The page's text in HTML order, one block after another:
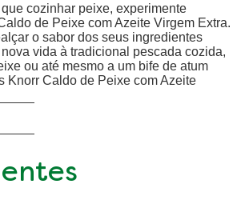
cozinhar peixe, experimente
de Peixe com Azeite Virgem Extra.
o sabor dos seus ingredientes
vida à tradicional pescada cozida,
ou até mesmo a um bife de atum
Knorr Caldo de Peixe com Azeite